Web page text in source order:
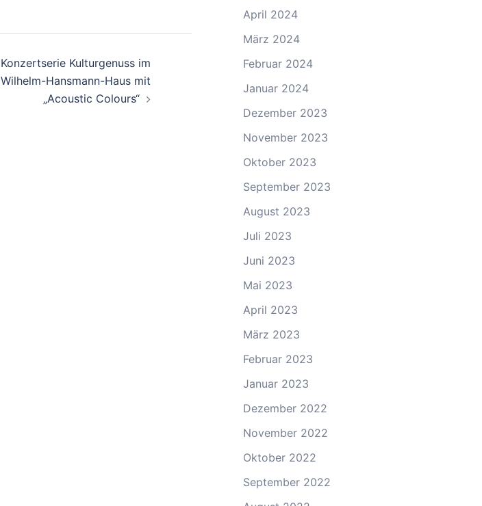
Konzertserie Kulturgenuss im
Wilhelm-Hansmann-Haus mit
„Acoustic Colours“
April 2024
März 2024
Februar 2024
Januar 2024
Dezember 2023
November 2023
Oktober 2023
September 2023
August 2023
Juli 2023
Juni 2023
Mai 2023
April 2023
März 2023
Februar 2023
Januar 2023
Dezember 2022
November 2022
Oktober 2022
September 2022